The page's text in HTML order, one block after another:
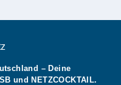
– Deine
und NETZCOCKTAIL.